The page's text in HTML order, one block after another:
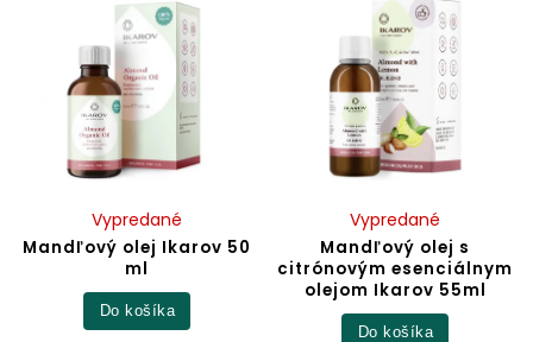
Mandľový olej Ikarov 50
ml
Vypredané
Do košíka
Mandľový olej s
citrónovým esenciálnym
olejom Ikarov 55ml
Vypredané
Do košíka